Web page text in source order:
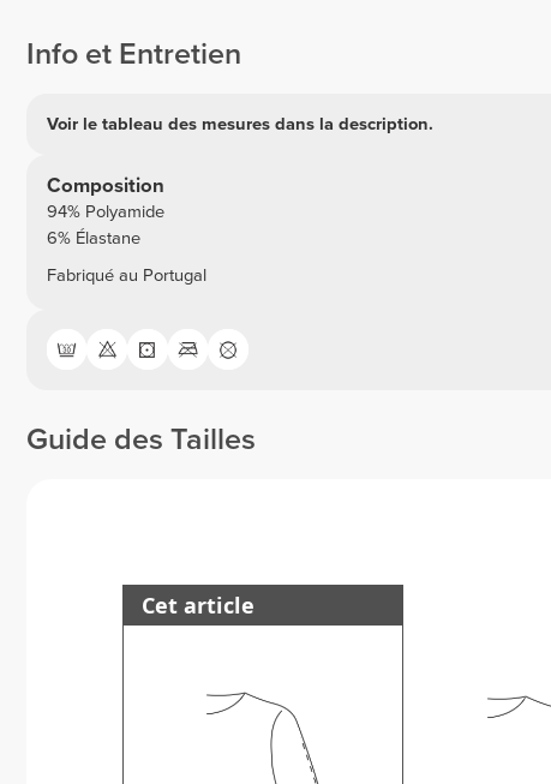
Info et Entretien
Voir le tableau des mesures dans la description.
Composition
94% Polyamide
6% Élastane
Fabriqué au Portugal
Guide des Tailles
Cet article